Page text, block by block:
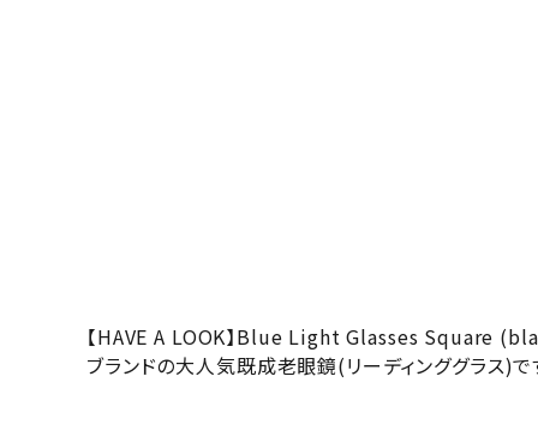
【HAVE A LOOK】Blue Light Glasses Square
ブランドの大人気既成老眼鏡(リーディンググラス)で